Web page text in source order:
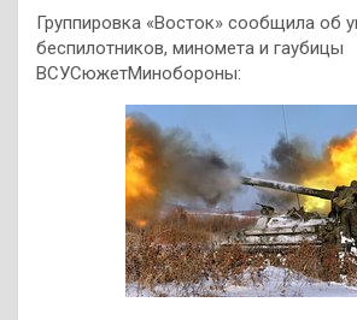
Группировка «Восток» сообщила об
беспилотников, миномета и гаубицы
ВСУСюжетМинобороны: